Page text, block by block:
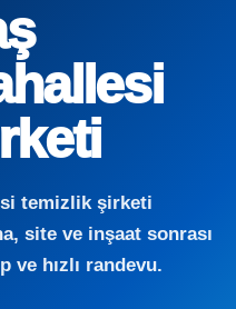
temizlik şirketi
site ve inşaat sonrası
hızlı randevu.